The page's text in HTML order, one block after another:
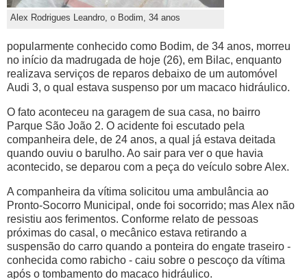
Alex Rodrigues Leandro, o Bodim, 34 anos
popularmente conhecido como Bodim, de 34 anos, morreu
no início da madrugada de hoje (26), em Bilac, enquanto
realizava serviços de reparos debaixo de um automóvel
Audi 3, o qual estava suspenso por um macaco hidráulico.
O fato aconteceu na garagem de sua casa, no bairro
Parque São João 2. O acidente foi escutado pela
companheira dele, de 24 anos, a qual já estava deitada
quando ouviu o barulho. Ao sair para ver o que havia
acontecido, se deparou com a peça do veículo sobre Alex.
A companheira da vítima solicitou uma ambulância ao
Pronto-Socorro Municipal, onde foi socorrido; mas Alex não
resistiu aos ferimentos. Conforme relato de pessoas
próximas do casal, o mecânico estava retirando a
suspensão do carro quando a ponteira do engate traseiro -
conhecida como rabicho - caiu sobre o pescoço da vítima
após o tombamento do macaco hidráulico.